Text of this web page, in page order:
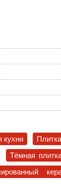
кухни
Тёмная